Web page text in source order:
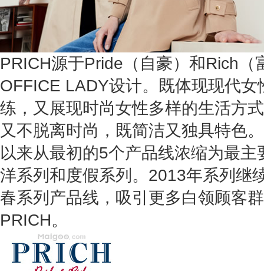
PRICH源于Pride（自豪）和Rich（
OFFICE LADY设计。既体现现代
练，又展现时尚女性多样的生活方
又不脱离时尚，既简洁又独具特色
以来从最初的5个产品线浓缩为最
洋系列和度假系列。2013年系列继
春系列产品线，吸引更多白领顾客
PRICH。